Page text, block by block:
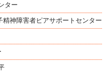
ター
神障害者ピアサポートセンター